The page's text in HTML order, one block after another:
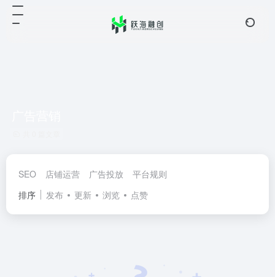
SEO 店铺运营 广告投放
平台规则
排序
发布 更新 浏览 点赞